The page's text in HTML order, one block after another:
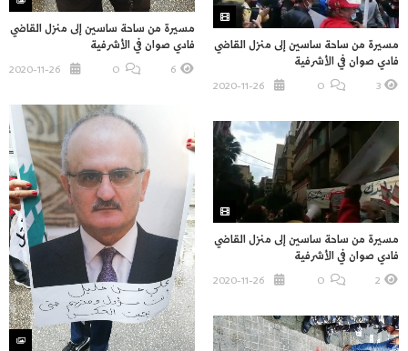
مسيرة من ساحة ساسين إلى منزل القاضي
فادي صوان في الأشرفية
6
مسيرة من ساحة ساسين إلى منزل القاضي
فادي صوان في الأشرفية
3
مسيرة من ساحة ساسين إلى منزل القاضي
فادي صوان في الأشرفية
2
O